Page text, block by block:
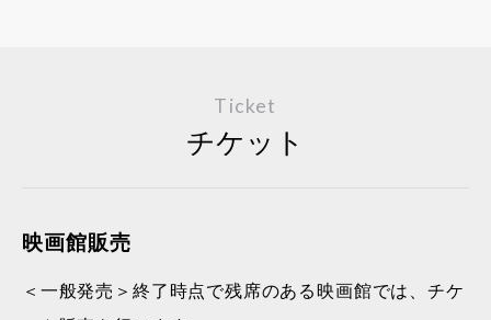
Ticket
チケット
映画館販売
＜一般発売＞終了時点で残席のある映画館では、チケ